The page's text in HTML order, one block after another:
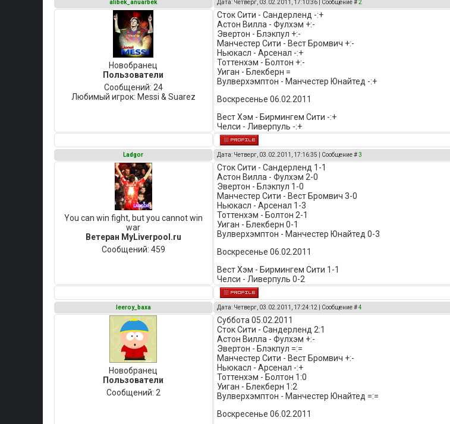
alibek_anuarbek Дата: Четверг, 03.02.2011, 17:10:36 | Сообщение #2
Новобранец
Пользователи
Сообщений: 24
Любимый игрок: Messi & Suarez
Сток Сити - Сандерленд -:+
Астон Вилла - Фулхэм +:-
Эвертон - Блэкпул +:-
Манчестер Сити - Вест Бромвич +:-
Ньюкасл - Арсенал -:+
Тоттенхэм - Болтон +:-
Уиган - Блекберн =
Вулверхэмптон - Манчестер Юнайтед -:+
Воскресенье 06.02.2011
Вест Хэм - Бирмингем Сити -:+
Челси - Ливерпуль -:+
Ladgor Дата: Четверг, 03.02.2011, 17:16:35 | Сообщение #3
You can win fight, but you cannot win
war
Ветеран MyLiverpool.ru
Сообщений: 459
Сток Сити - Сандерленд 1-1
Астон Вилла - Фулхэм 2-0
Эвертон - Блэкпул 1-0
Манчестер Сити - Вест Бромвич 3-0
Ньюкасл - Арсенал 1-3
Тоттенхэм - Болтон 2-1
Уиган - Блекберн 0-1
Вулверхэмптон - Манчестер Юнайтед 0-3
Воскресенье 06.02.2011
Вест Хэм - Бирмингем Сити 1-1
Челси - Ливерпуль 0-2
leeroy_baxa Дата: Четверг, 03.02.2011, 17:24:12 | Сообщение #4
Новобранец
Пользователи
Сообщений: 2
Суббота 05.02.2011
Сток Сити - Сандерленд 2:1
Астон Вилла - Фулхэм +:-
Эвертон - Блэкпул =:=
Манчестер Сити - Вест Бромвич +:-
Ньюкасл - Арсенал -:+
Тоттенхэм - Болтон 1:0
Уиган - Блекберн 1:2
Вулверхэмптон - Манчестер Юнайтед =:=
Воскресенье 06.02.2011